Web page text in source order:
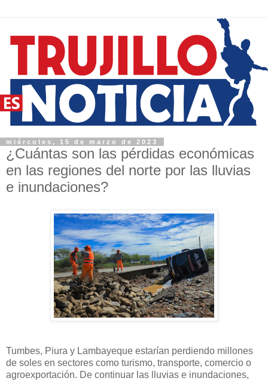
miércoles, 15 de marzo de 2023
¿Cuántas son las pérdidas económicas
en las regiones del norte por las lluvias
e inundaciones?
Tumbes, Piura y Lambayeque estarían perdiendo millones
de soles en sectores como turismo, transporte, comercio o
agroexportación. De continuar las lluvias e inundaciones,